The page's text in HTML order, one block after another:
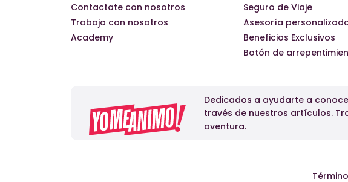
Contactate con nosotros
Trabaja con nosotros
Academy
Seguro de Viaje
Asesoría
Beneficios Exclusivos
Botón de
Dedicados a ayudarte a
través de nuestros artículos.
aventura.